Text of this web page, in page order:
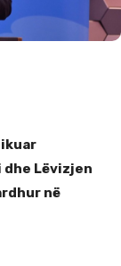
Lëvizjen
në